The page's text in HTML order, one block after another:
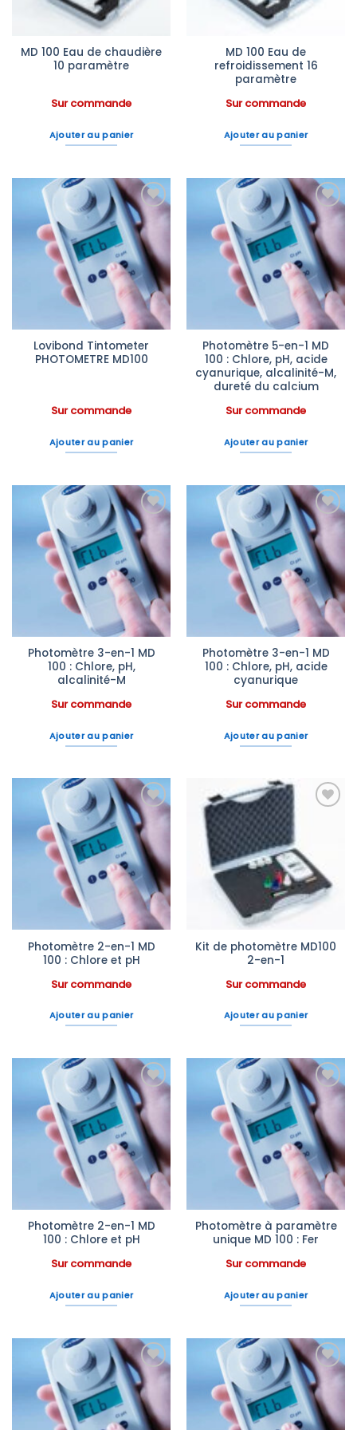
MD 100 Eau de chaudière
10 paramètre
Sur commande
Ajouter au panier
MD 100 Eau de
refroidissement 16
paramètre
Sur commande
Ajouter au panier
Ajouter
à la liste
d’envies
Lovibond Tintometer
PHOTOMETRE MD100
Sur commande
Ajouter au panier
Ajouter
à la liste
d’envies
Photomètre 5-en-1 MD
100 : Chlore, pH, acide
cyanurique, alcalinité-M,
dureté du calcium
Sur commande
Ajouter au panier
Ajouter
à la liste
d’envies
Photomètre 3-en-1 MD
100 : Chlore, pH,
alcalinité-M
Sur commande
Ajouter au panier
Ajouter
à la liste
d’envies
Photomètre 3-en-1 MD
100 : Chlore, pH, acide
cyanurique
Sur commande
Ajouter au panier
Ajouter
à la liste
d’envies
Photomètre 2-en-1 MD
100 : Chlore et pH
Sur commande
Ajouter au panier
à la liste
d’envies
Kit de photomètre MD100
2-en-1
Sur commande
Ajouter au panier
Ajouter
à la liste
d’envies
Photomètre 2-en-1 MD
100 : Chlore et pH
Sur commande
Ajouter au panier
Ajouter
à la liste
d’envies
Photomètre à paramètre
unique MD 100 : Fer
Sur commande
Ajouter au panier
Ajouter
à la liste
Ajouter
à la liste